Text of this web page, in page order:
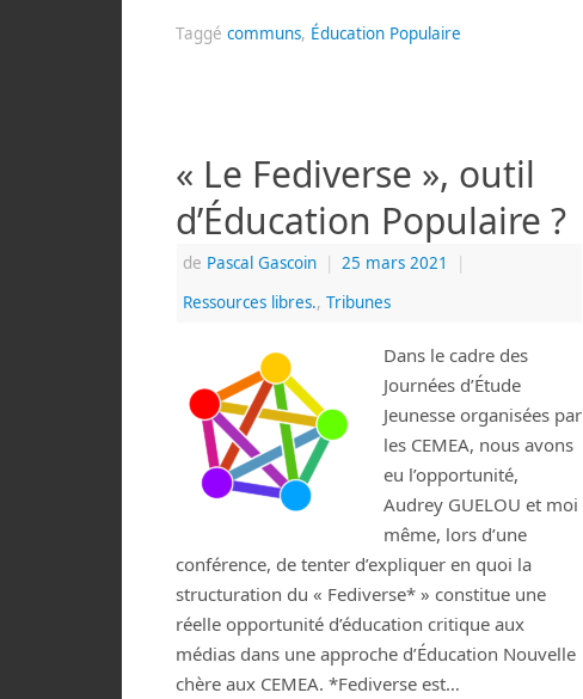
Taggé communs, Éducation Populaire
« Le Fediverse », outil
d’Éducation Populaire ?
de Pascal Gascoin | 25 mars 2021
|
Ressources libres., Tribunes
Dans le cadre des
Journées d’Étude
Jeunesse organisées par
les CEMEA, nous avons
eu l’opportunité,
Audrey GUELOU et moi
même, lors d’une
conférence, de tenter d’expliquer en quoi la
structuration du « Fediverse* » constitue une
réelle opportunité d’éducation critique aux
médias dans une approche d’Éducation Nouvelle
chère aux CEMEA. *Fediverse est…